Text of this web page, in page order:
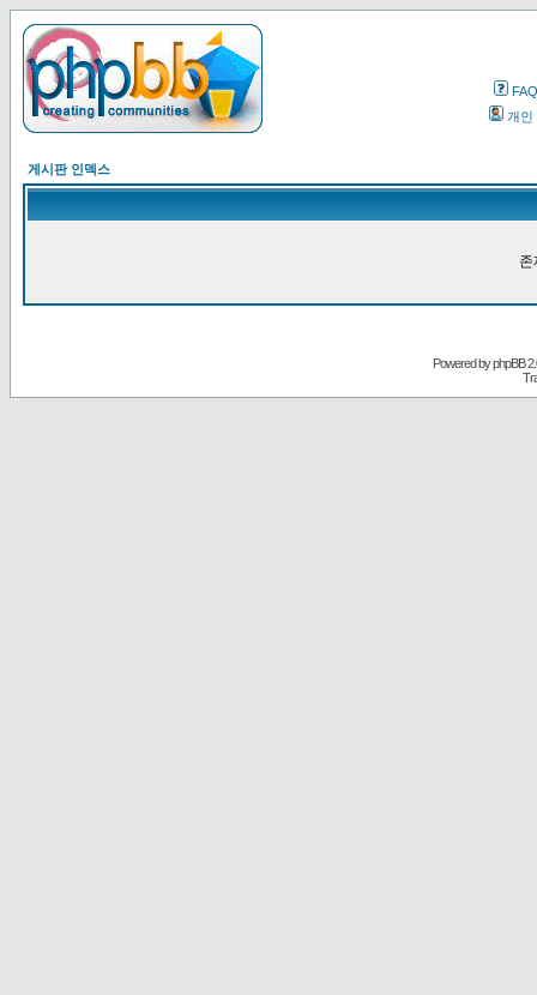
FAQ
개인
게시판 인덱스
존
Powered byphpBB